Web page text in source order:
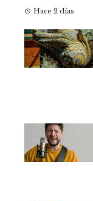
Hace 2 días